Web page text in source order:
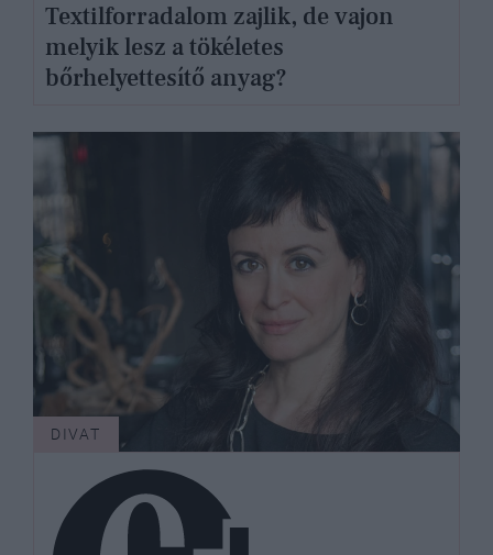
Textilforradalom zajlik, de vajon
melyik lesz a tökéletes
bőrhelyettesítő anyag?
DIVAT